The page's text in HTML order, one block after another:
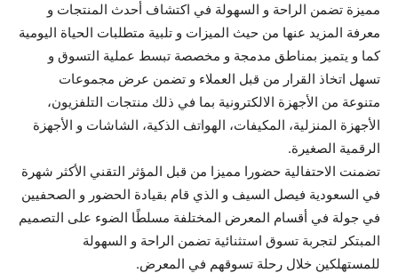
مميزة تضمن الراحة و السهولة في اكتشاف أحدث المنتجات و
معرفة المزيد عنها من حيث الميزات و تلبية متطلبات الحياة اليومية
كما و يتميز بمناطق مدمجة و مخصصة تبسط عملية التسوق و
تسهل اتخاذ القرار من قبل العملاء و تضمن عرض مجموعات
متنوعة من الأجهزة الالكترونية بما في ذلك منتجات التلفزيون،
الأجهزة المنزلية، المكيفات، الهواتف الذكية، الشاشات و الأجهزة
الرقمية الصغيرة.
تضمنت الاحتفالية حضورا مميزا من قبل المؤثر التقني الأكثر شهرة
في السعودية فيصل السيف و الذي قام بقيادة الحضور و الصحفيين
في جولة في أقسام المعرض المختلفة مسلطًا الضوء على التصميم
المبتكر لتجربة تسوق استثنائية تضمن الراحة و السهولة
للمستهلكين خلال رحلة تسوقهم في المعرض.